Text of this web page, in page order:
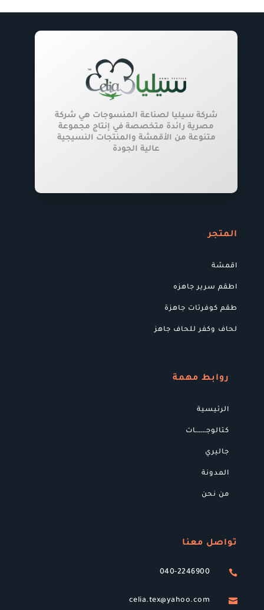
شركة سيليا لصناعة المنسوجات هي شركة
مصرية رائدة متخصصة في إنتاج مجموعة
متنوعة من الأقمشة والمنتجات النسيجية
عالية الجودة
المتجر
اقمشة
اطقم سرير جاهزه
طقم كوفرتات جاهزة
لحاف وكفر للحاف جاهز
روابط مهمة
الرئيسية
كتالوجــــــات
جاليري
المدونة
من نحن
تواصل معنا

040-2246900

celia.tex@yahoo.com